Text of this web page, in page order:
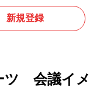
新規登録
ツ 会議イメ